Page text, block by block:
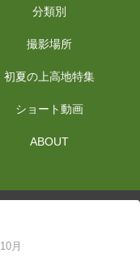
分類別
撮影場所
初夏の上高地特集
ショート動画
ABOUT
10月